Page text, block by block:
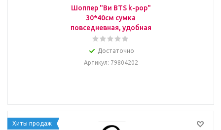
Шоппер "Ви BTS k-pop"
30*40см сумка
повседневная, удобная
Достаточно
Артикул: 79804202
Хиты продаж